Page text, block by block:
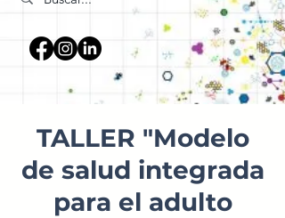
TALLER "Modelo
de salud integrada
para el adulto